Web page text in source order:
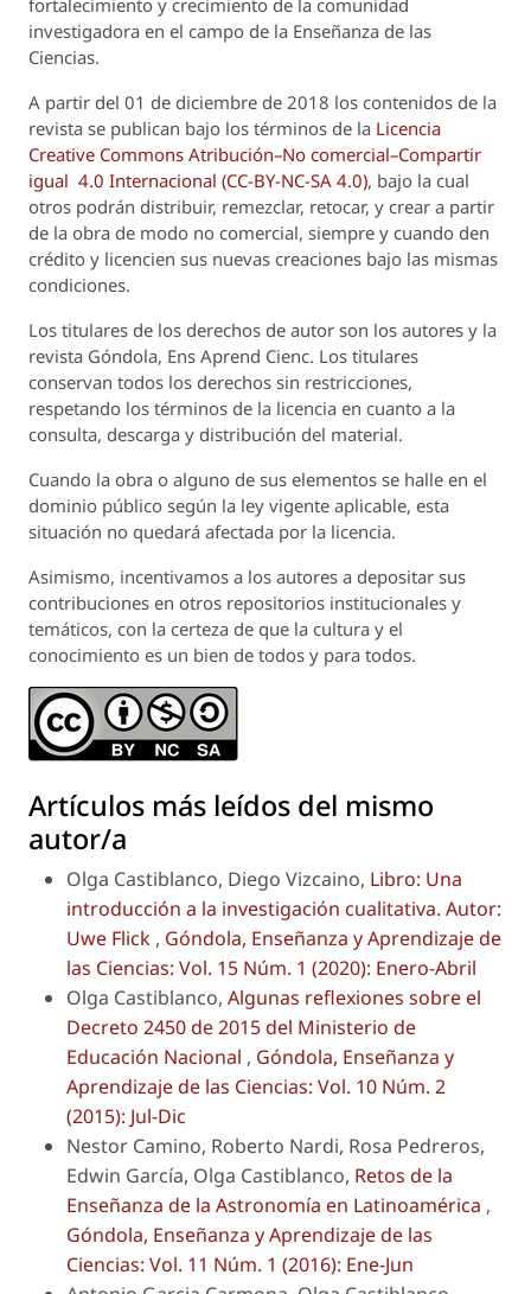
fortalecimiento y crecimiento de la comunidad
investigadora en el campo de la Enseñanza de las
Ciencias.
A partir del 01 de diciembre de 2018 los contenidos de la
revista se publican bajo los términos de la Licencia
Creative Commons Atribución–No comercial–Compartir
igual 4.0 Internacional (CC-BY-NC-SA 4.0), bajo la cual
otros podrán distribuir, remezclar, retocar, y crear a partir
de la obra de modo no comercial, siempre y cuando den
crédito y licencien sus nuevas creaciones bajo las mismas
condiciones.
Los titulares de los derechos de autor son los autores y la
revista Góndola, Ens Aprend Cienc. Los titulares
conservan todos los derechos sin restricciones,
respetando los términos de la licencia en cuanto a la
consulta, descarga y distribución del material.
Cuando la obra o alguno de sus elementos se halle en el
dominio público según la ley vigente aplicable, esta
situación no quedará afectada por la licencia.
Asimismo, incentivamos a los autores a depositar sus
contribuciones en otros repositorios institucionales y
temáticos, con la certeza de que la cultura y el
conocimiento es un bien de todos y para todos.
Artículos más leídos del mismo
autor/a
Olga Castiblanco, Diego Vizcaino, Libro: Una
introducción a la investigación cualitativa. Autor:
Uwe Flick , Góndola, Enseñanza y Aprendizaje de
las Ciencias: Vol. 15 Núm. 1 (2020): Enero-Abril
Olga Castiblanco, Algunas reflexiones sobre el
Decreto 2450 de 2015 del Ministerio de
Educación Nacional , Góndola, Enseñanza y
Aprendizaje de las Ciencias: Vol. 10 Núm. 2
(2015): Jul-Dic
Nestor Camino, Roberto Nardi, Rosa Pedreros,
Edwin García, Olga Castiblanco, Retos de la
Enseñanza de la Astronomía en Latinoamérica ,
Góndola, Enseñanza y Aprendizaje de las
Ciencias: Vol. 11 Núm. 1 (2016): Ene-Jun